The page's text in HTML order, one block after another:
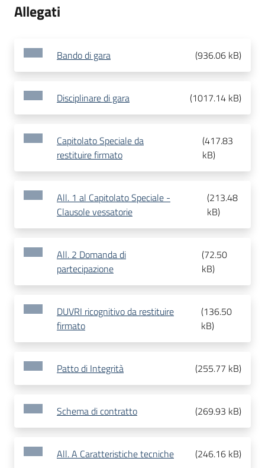
Allegati
Bando di gara (936.06 kB)
Disciplinare di gara (1017.14 kB)
Capitolato Speciale da
restituire firmato
(417.83
kB)
All. 1 al Capitolato Speciale -
Clausole vessatorie
(213.48
kB)
All. 2 Domanda di
partecipazione
(72.50
kB)
DUVRI ricognitivo da restituire
firmato
(136.50
kB)
Patto di Integrità (255.77 kB)
Schema di contratto (269.93 kB)
All. A Caratteristiche tecniche (246.16 kB)